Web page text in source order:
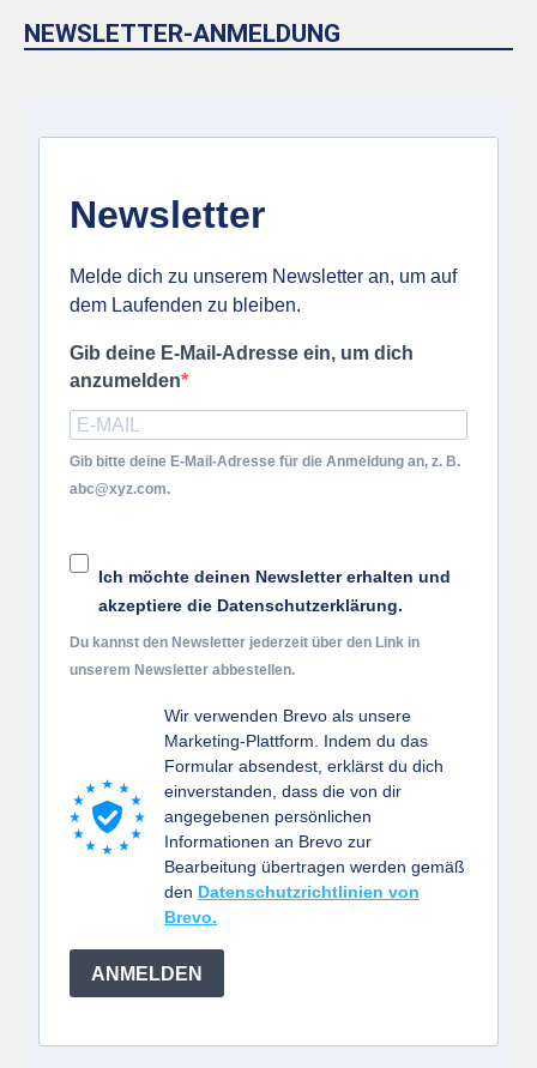
NEWSLETTER-ANMELDUNG
Newsletter
Melde dich zu unserem Newsletter an, um auf
dem Laufenden zu bleiben.
Gib deine E-Mail-Adresse ein, um dich
anzumelden
Gib bitte deine E-Mail-Adresse für die Anmeldung an, z. B.
abc@xyz.com.
Ich möchte deinen Newsletter erhalten und
akzeptiere die Datenschutzerklärung.
Du kannst den Newsletter jederzeit über den Link in
unserem Newsletter abbestellen.
Wir verwenden Brevo als unsere
Marketing-Plattform. Indem du das
Formular absendest, erklärst du dich
einverstanden, dass die von dir
angegebenen persönlichen
Informationen an Brevo zur
Bearbeitung übertragen werden gemäß
den Datenschutzrichtlinien von
Brevo.
ANMELDEN